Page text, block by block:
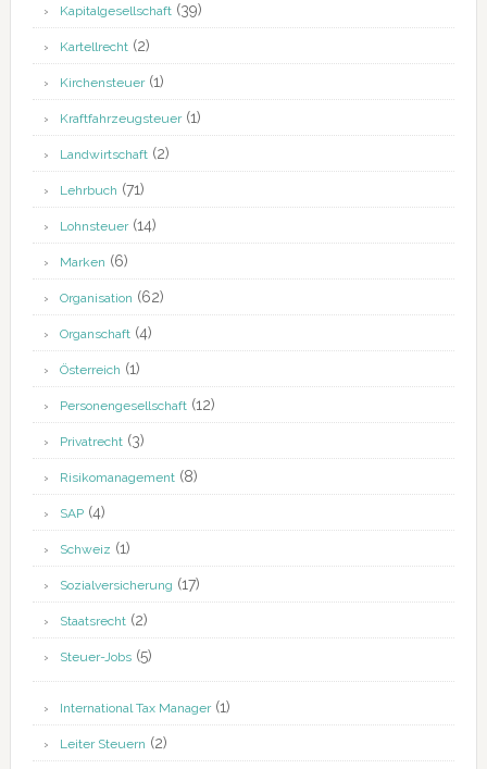
Kapitalgesellschaft(39)
Kartellrecht(2)
Kirchensteuer(1)
Kraftfahrzeugsteuer(1)
Landwirtschaft(2)
Lehrbuch (71)
Lohnsteuer(14)
Marken (6)
Organisation (62)
Organschaft(4)
Österreich (1)
Personengesellschaft(12)
Privatrecht(3)
Risikomanagement(8)
SAP(4)
Schweiz (1)
Sozialversicherung (17)
Staatsrecht(2)
Steuer-Jobs(5)
International Tax Manager(1)
Leiter Steuern (2)